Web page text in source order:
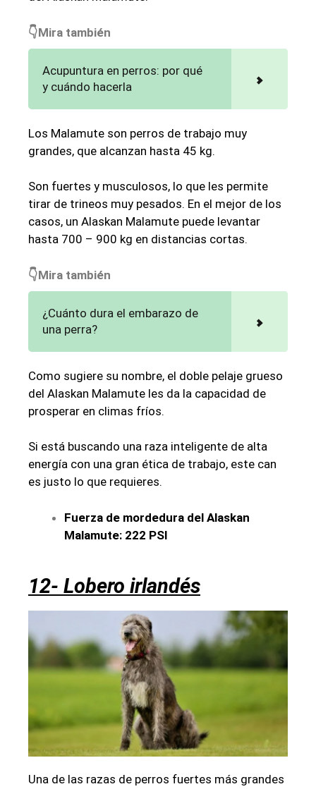
👇Mira también
Acupuntura en perros: por qué
y cuándo hacerla
Los Malamute son perros de trabajo muy
grandes, que alcanzan hasta 45 kg.
Son fuertes y musculosos, lo que les permite
tirar de trineos muy pesados. En el mejor de los
casos, un Alaskan Malamute puede levantar
hasta 700 – 900 kg en distancias cortas.
👇Mira también
¿Cuánto dura el embarazo de
una perra?
Como sugiere su nombre, el doble pelaje grueso
del Alaskan Malamute les da la capacidad de
prosperar en climas fríos.
Si está buscando una raza inteligente de alta
energía con una gran ética de trabajo, este can
es justo lo que requieres.
Fuerza de mordedura del Alaskan
Malamute: 222 PSI
12- Lobero irlandés
Una de las razas de perros fuertes más grandes